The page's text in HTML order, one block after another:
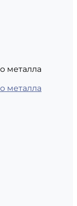
металла
металла